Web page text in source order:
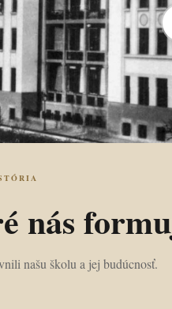
nás
našu školu a jej budúcnosť.